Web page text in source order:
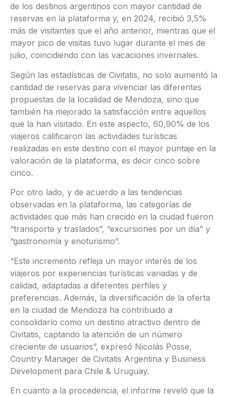
de los destinos argentinos con mayor cantidad de
reservas en la plataforma y, en 2024, recibió 3,5%
más de visitantes que el año anterior, mientras que el
mayor pico de visitas tuvo lugar durante el mes de
julio, coincidiendo con las vacaciones invernales.
Según las estadísticas de Civitatis, no solo aumentó la
cantidad de reservas para vivenciar las diferentes
propuestas de la localidad de Mendoza, sino que
también ha mejorado la satisfacción entre aquellos
que la han visitado. En este aspecto, 60,90% de los
viajeros calificaron las actividades turísticas
realizadas en este destino con el mayor puntaje en la
valoración de la plataforma, es decir cinco sobre
cinco.
Por otro lado, y de acuerdo a las tendencias
observadas en la plataforma, las categorías de
actividades que más han crecido en la ciudad fueron
“transporte y traslados”, “excursiones por un día” y
“gastronomía y enoturismo”.
“Este incremento refleja un mayor interés de los
viajeros por experiencias turísticas variadas y de
calidad, adaptadas a diferentes perfiles y
preferencias. Además, la diversificación de la oferta
en la ciudad de Mendoza ha contribuido a
consolidarlo como un destino atractivo dentro de
Civitatis, captando la atención de un número
creciente de usuarios”, expresó Nicolás Posse,
Country Manager de Civitatis Argentina y Business
Development para Chile & Uruguay.
En cuanto a la procedencia, el informe reveló que la